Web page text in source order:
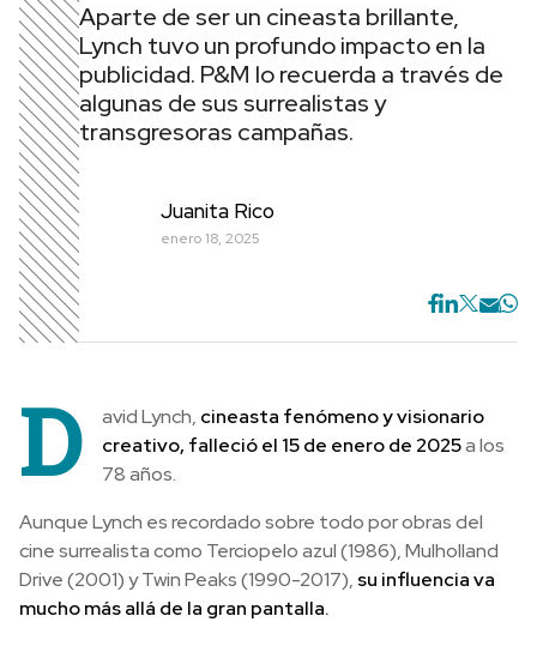
Aparte de ser un cineasta brillante,
Lynch tuvo un profundo impacto en la
publicidad. P&M lo recuerda a través de
algunas de sus surrealistas y
transgresoras campañas.
Juanita Rico
enero 18, 2025
D avid Lynch, cineasta fenómeno y visionario
creativo, falleció el 15 de enero de 2025a los
78 años.
Aunque Lynch es recordado sobre todo por obras del
cine surrealista como Terciopelo azul (1986), Mulholland
Drive (2001) y Twin Peaks (1990-2017), su influencia va
mucho más allá de la gran pantalla.